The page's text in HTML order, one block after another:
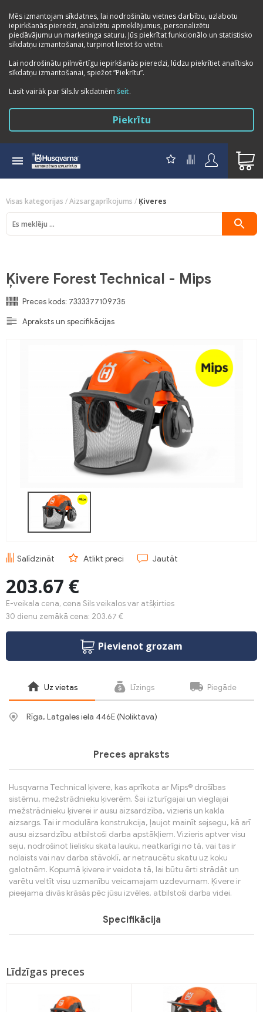
Mēs izmantojam sīkdatnes, lai nodrošinātu vietnes darbību, uzlabotu
iepirkšanās pieredzi, analizētu apmeklējumus, personalizētu
piedāvājumu un marketinga saturu. Jūs piekrītat funkcionālo un statistisko
sīkdatņu izmantošanai, turpinot lietot šo vietni.
Lai nodrošinātu pilnvērtīgu iepirkšanās pieredzi, lūdzu piekrītiet analītisko
sīkdatņu izmantošanai, spiežot “Piekrītu”.
Lasīt vairāk par Sils.lv sīkdatnēm šeit.
Piekrītu
Visas kategorijas /Aizsargaprīkojums / Ķiveres
Ķivere Forest Technical - Mips
Preces kods: 7333377109735
Apraksts un specifikācijas
Salīdzināt Atlikt preci Jautāt
203.67 €
E-veikala cena, cena Sils veikalos var atšķirties
30 dienu zemākā cena: 203.67 €
Pievienot grozam
Uz vietas Līzings Piegāde
Rīga, Latgales iela 446E (Noliktava)
Preces apraksts
Husqvarna Technical ķivere, kas aprīkota ar Mips® drošības
sistēmu, mežstrādnieku ķiverēm. Šai izturīgajai un vieglajai
mežstrādnieku ķiverei ir ausu aizsardzība, vizieris un kakla
aizsargs. Tai ir modulāra konstrukcija, ļaujot mainīt sejsegu, kā arī
ausu aizsardzību atbilstoši darba apstākļiem. Vizieris aptver visu
seju, nodrošinot lielisku skata lauku, neatkarīgi no tā, vai tas ir
nolaists vai nav darba stāvoklī, ar netraucētu skatu uz koku
galotnēm. Kopumā ķivere ir veidota tā, lai būtu ērti strādāt un
varētu veltīt visu uzmanību veicamajam uzdevumam. Ķivere ir
pieejama divās krāsās pēc jūsu izvēles, atbilstoši darba videi.
Specifikācija
Līdzīgas preces